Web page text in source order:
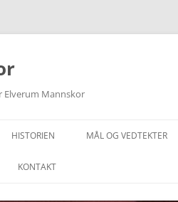
Elverum Mannskor
HISTORIEN MÅL OG VEDTEKTER
KONTAKT